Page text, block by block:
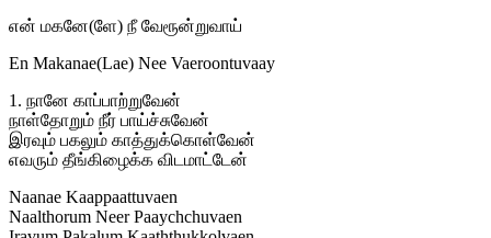
என் மகனே(ளே) நீ வேரூன்றுவாய்
En Makanae(Lae) Nee Vaeroontuvaay
1. நானே காப்பாற்றுவேன்
நாள்தோறும் நீர் பாய்ச்சுவேன்
இரவும் பகலும் காத்துக்கொள்வேன்
எவரும் தீங்கிழைக்க விடமாட்டேன்
Naanae Kaappaattuvaen
Naalthorum Neer Paaychchuvaen